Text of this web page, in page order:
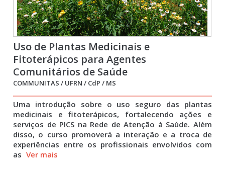
Uso de Plantas Medicinais e
Fitoterápicos para Agentes
Comunitários de Saúde
COMMUNITAS / UFRN / CdP / MS
Uma introdução sobre o uso seguro das plantas
medicinais e fitoterápicos, fortalecendo ações e
serviços de PICS na Rede de Atenção à Saúde. Além
disso, o curso promoverá a interação e a troca de
experiências entre os profissionais envolvidos com
as Ver mais